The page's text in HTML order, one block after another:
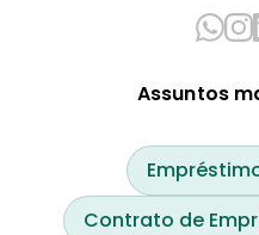
Assuntos
Contrato de